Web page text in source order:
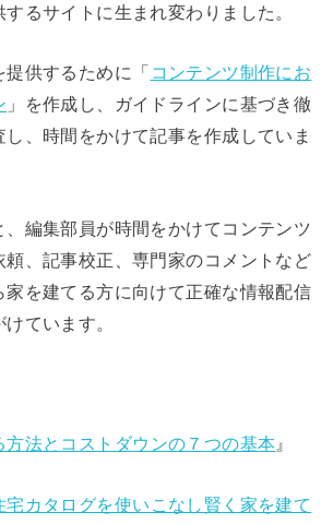
るサイトに生まれ変わりました。
供するために「 コンテンツ制作にお
」を作成し、ガイドラインに基づき徹
し、時間をかけて記事を作成していま
、編集部員が時間をかけてコンテンツ
頼、記事校正、専門家のコメントなど
家を建てる方に向けて正確な情報配信
ています。
方法とコストダウンの７つの基本 』
宅カタログを使いこなし賢く家を建て